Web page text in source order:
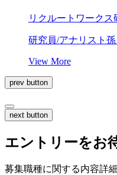
リクルートワークス
研究員/アナリスト
View More
prev button
next button
エントリーをお
募集職種に関する内容詳